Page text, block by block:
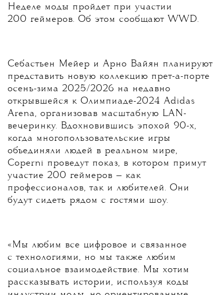
Неделе моды пройдет при участии
200 геймеров. Об этом сообщают WWD.
Себастьен Мейер и Арно Вайян планируют
представить новую коллекцию прет-а-порте
осень-зима 2025/2026 на недавно
открывшейся к Олимпиаде-2024 Adidas
Arena, организовав масштабную LAN-
вечеринку. Вдохновившись эпохой 90-х,
когда многопользовательские игры
объединяли людей в реальном мире,
Coperni проведут показ, в котором примут
участие 200 геймеров — как
профессионалов, так и любителей. Они
будут сидеть рядом с гостями шоу.
«Мы любим все цифровое и связанное
с технологиями, но мы также любим
социальное взаимодействие. Мы хотим
рассказывать истории, используя коды